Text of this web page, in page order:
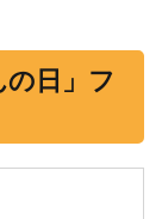
日」フ